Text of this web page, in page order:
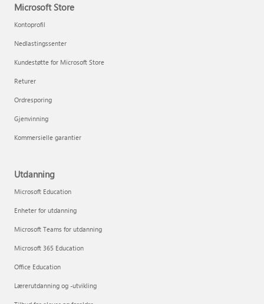
Microsoft Store
Kontoprofil
Nedlastingssenter
Kundestøtte for Microsoft Store
Returer
Ordresporing
Gjenvinning
Kommersielle garantier
Utdanning
Microsoft Education
Enheter for utdanning
Microsoft Teams for utdanning
Microsoft 365 Education
Office Education
Lærerutdanning og -utvikling